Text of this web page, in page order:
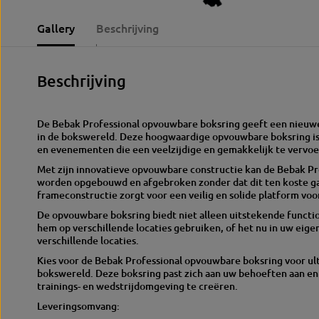
Gallery Beschrijving
Beschrijving
De Bebak Professional opvouwbare boksring geeft een
in de bokswereld. Deze hoogwaardige opvouwbare
en evenementen die een veelzijdige en gemakkelijk te
Met zijn innovatieve opvouwbare constructie kan de Bebak
worden opgebouwd en afgebroken zonder dat dit ten koste
frameconstructie zorgt voor een veilig en solide platform
De opvouwbare boksring biedt niet alleen uitstekende
hem op verschillende locaties gebruiken, of het nu in uw
verschillende locaties.
Kies voor de Bebak Professional opvouwbare boksring voor
bokswereld. Deze boksring past zich aan uw behoeften aan
trainings- en wedstrijdomgeving te creëren.
Leveringsomvang: